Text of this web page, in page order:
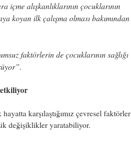
içme alışkanlıklarının çocuklarının
koyan ilk çalışma olması bakımından
faktörlerin de çocuklarının sağlığı
etkiliyor
karşılaştığımız çevresel faktörler
değişiklikler yaratabiliyor.